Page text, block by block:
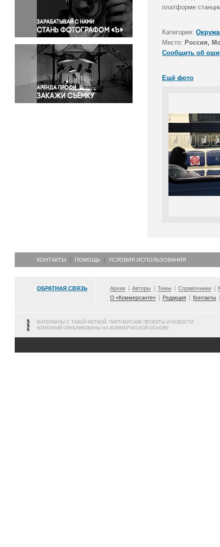
Правосудие
Происшествия и конфликты
Религия
Светская жизнь
Спорт
Экология
Экономика и бизнес
платформе
Категория:
Место: Россия,
Сообщить об
Ещё фото
КОНТАКТЫ ПОМОЩЬ УСЛОВИЯ ИСПОЛЬЗОВАНИЯ
ОБРАТНАЯ СВЯЗЬ Архив Авторы Темы Справочники
О «Коммерсанте»
Редакция Контакты
МАТЕРИАЛЫ С ТАКОЙ МЕТКОЙ, ПАРТНЕРСКИЕ ПРОЕКТЫ И НОВОСТИ
КОМПАНИЙ ОПУБЛИКОВАНЫ НА КОММЕРЧЕСКОЙ ОСНОВЕ